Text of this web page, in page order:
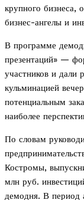
крупного бизнеса,
бизнес-ангелы и
В программе
презентаций» —
участников и
кульминацией
потенциальным
наиболее
По словам
Костромы,
млн руб.
демодня. В период